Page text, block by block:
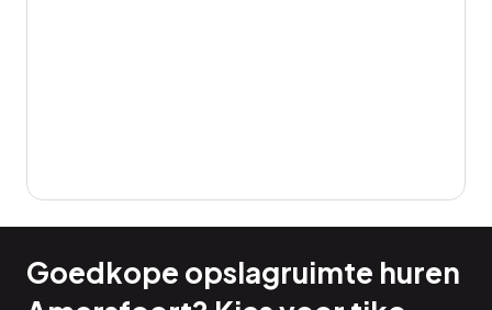
Goedkope opslagruimte huren